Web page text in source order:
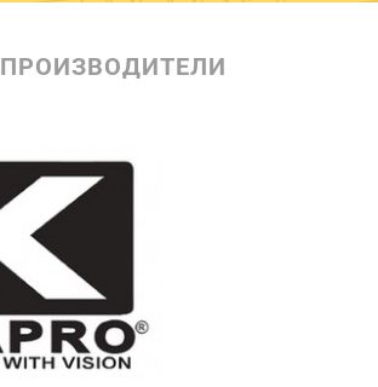
ПРОИЗВОДИТЕЛИ